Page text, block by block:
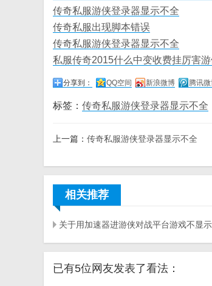
传奇私服游侠登录器显示不全
传奇私服出现脚本错误
传奇私服游侠登录器显示不全
私服传奇2015什么中变收费挂厉害
分享到： QQ空间 新浪微博 腾讯
标签： 传奇私服游侠登录器显示不全
上一篇： 传奇私服游侠登录器显示不全
相关推荐
关于用加速器进游侠对战平台游戏不显
已有5位网友发表了看法：